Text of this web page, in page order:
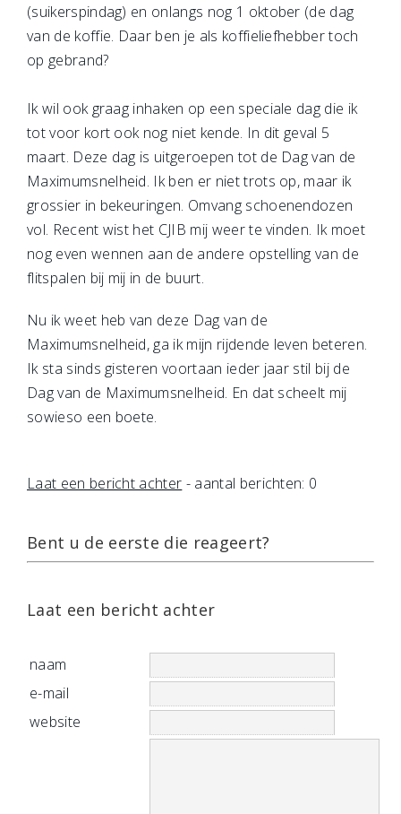
(suikerspindag) en onlangs nog 1 oktober (de dag
van de koffie. Daar ben je als koffieliefhebber toch
op gebrand?
Ik wil ook graag inhaken op een speciale dag die ik
tot voor kort ook nog niet kende. In dit geval 5
maart. Deze dag is uitgeroepen tot de Dag van de
Maximumsnelheid. Ik ben er niet trots op, maar ik
grossier in bekeuringen. Omvang schoenendozen
vol. Recent wist het CJIB mij weer te vinden. Ik moet
nog even wennen aan de andere opstelling van de
flitspalen bij mij in de buurt.
Nu ik weet heb van deze Dag van de
Maximumsnelheid, ga ik mijn rijdende leven beteren.
Ik sta sinds gisteren voortaan ieder jaar stil bij de
Dag van de Maximumsnelheid. En dat scheelt mij
sowieso een boete.
Laat een bericht achter - aantal berichten: 0
Bent u de eerste die reageert?
Laat een bericht achter
naam
e-mail
website